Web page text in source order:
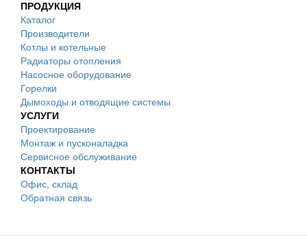
ПРОДУКЦИЯ
Каталог
Производители
Котлы и котельные
Радиаторы отопления
Насосное оборудование
Горелки
Дымоходы и отводящие системы
УСЛУГИ
Проектирование
Монтаж и пусконаладка
Сервисное обслуживание
КОНТАКТЫ
Офис, склад
Обратная связь